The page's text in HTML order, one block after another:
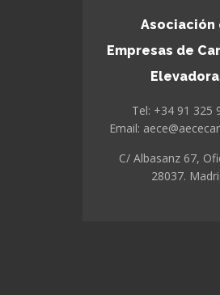
Asociación
Empresas de
Tel: +34 91 325
Email:
C/ Albasanz 67,
28037.